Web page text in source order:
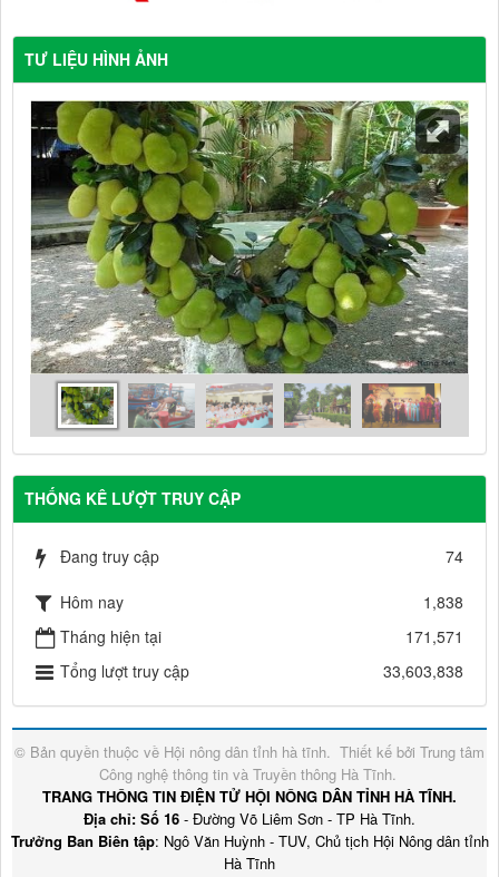
TƯ LIỆU HÌNH ẢNH
THỐNG KÊ LƯỢT TRUY CẬP
Đang truy cập 74
Hôm nay
1,838
Tháng hiện tại
171,571
Tổng lượt truy cập
33,603,838
© Bản quyền thuộc về Hội nông dân tỉnh hà tĩnh. Thiết kế bởi Trung tâm
Công nghệ thông tin và Truyền thông Hà Tĩnh.
TRANG THÔNG TIN ĐIỆN TỬ HỘI NÔNG DÂN TỈNH HÀ TĨNH.
Địa chỉ: Số 16 - Đường Võ Liêm Sơn - TP Hà Tĩnh.
Trưởng Ban Biên tập: Ngô Văn Huỳnh - TUV, Chủ tịch Hội Nông dân tỉnh
Hà Tĩnh